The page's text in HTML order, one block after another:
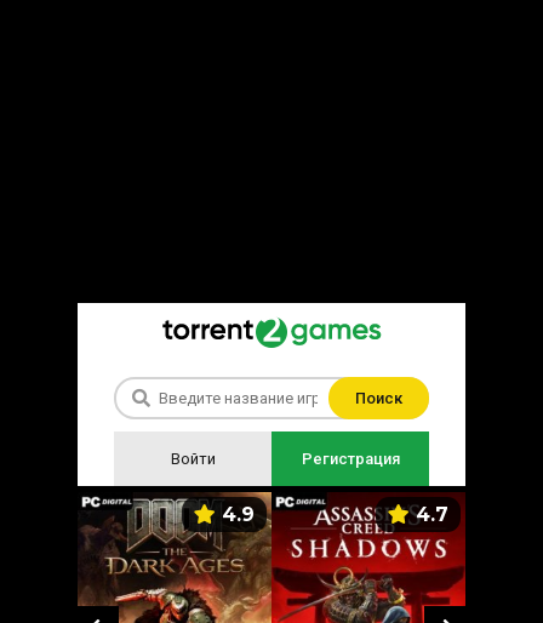
Поиск
Войти Регистрация
4.9 4.7